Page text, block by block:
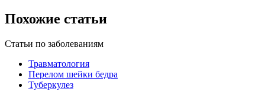
Похожие статьи
Статьи по заболеваниям
Травматология
Перелом шейки бедра
Туберкулез